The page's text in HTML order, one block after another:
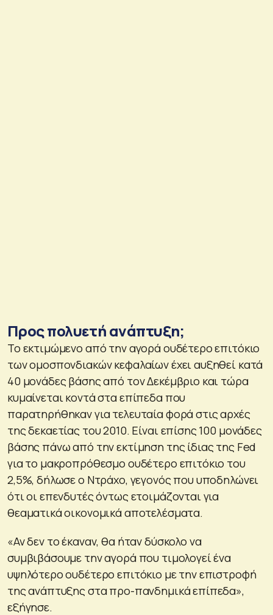
Προς πολυετή ανάπτυξη;
Το εκτιμώμενο από την αγορά ουδέτερο επιτόκιο
των ομοσπονδιακών κεφαλαίων έχει αυξηθεί κατά
40 μονάδες βάσης από τον Δεκέμβριο και τώρα
κυμαίνεται κοντά στα επίπεδα που
παρατηρήθηκαν για τελευταία φορά στις αρχές
της δεκαετίας του 2010. Είναι επίσης 100 μονάδες
βάσης πάνω από την εκτίμηση της ίδιας της Fed
για το μακροπρόθεσμο ουδέτερο επιτόκιο του
2,5%, δήλωσε ο Ντράχο, γεγονός που υποδηλώνει
ότι οι επενδυτές όντως ετοιμάζονται για
θεαματικά οικονομικά αποτελέσματα.
«Αν δεν το έκαναν, θα ήταν δύσκολο να
συμβιβάσουμε την αγορά που τιμολογεί ένα
υψηλότερο ουδέτερο επιτόκιο με την επιστροφή
της ανάπτυξης στα προ-πανδημικά επίπεδα»,
εξήγησε.